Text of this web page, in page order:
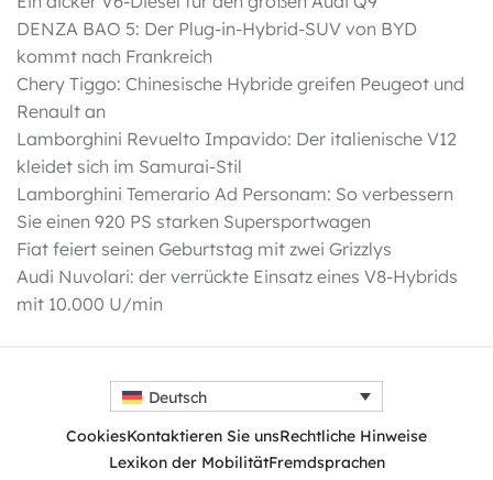
DENZA BAO 5: Der Plug-in-Hybrid-SUV von BYD
kommt nach Frankreich
Chery Tiggo: Chinesische Hybride greifen Peugeot und
Renault an
Lamborghini Revuelto Impavido: Der italienische V12
kleidet sich im Samurai-Stil
Lamborghini Temerario Ad Personam: So verbessern
Sie einen 920 PS starken Supersportwagen
Fiat feiert seinen Geburtstag mit zwei Grizzlys
Audi Nuvolari: der verrückte Einsatz eines V8-Hybrids
mit 10.000 U/min
Deutsch
CookiesKontaktieren Sie unsRechtliche Hinweise
Lexikon der MobilitätFremdsprachen